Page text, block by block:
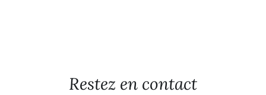
Restez en contact